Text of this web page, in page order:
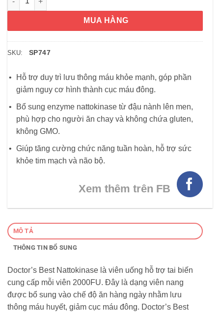
MUA HÀNG
SKU: SP747
Hỗ trợ duy trì lưu thông máu khỏe mạnh, góp phần
giảm nguy cơ hình thành cục máu đông.
Bổ sung enzyme nattokinase từ đậu nành lên men,
phù hợp cho người ăn chay và không chứa gluten,
không GMO.
Giúp tăng cường chức năng tuần hoàn, hỗ trợ sức
khỏe tim mạch và não bộ.
Xem thêm trên FB
MÔ TẢ
THÔNG TIN BỔ SUNG
Doctor’s Best Nattokinase là viên uống hỗ trợ tai biến
cung cấp mỗi viên 2000FU. Đây là dạng viên nang
được bổ sung vào chế độ ăn hàng ngày nhằm lưu
thông máu huyết, giảm cục máu đông. Doctor’s Best